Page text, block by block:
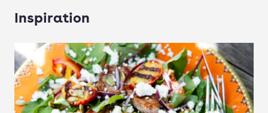
Inspiration